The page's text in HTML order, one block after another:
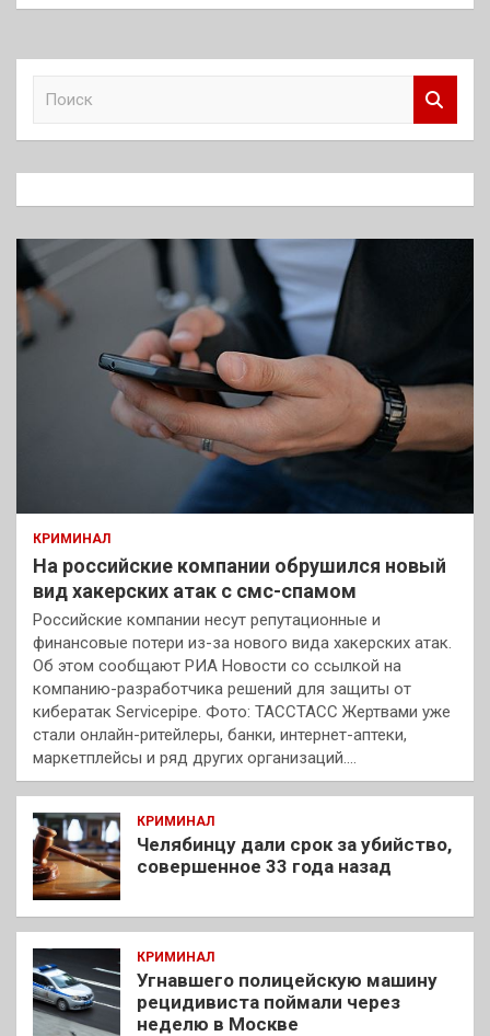
к
КРИМИНАЛ
На российские компании обрушился новый
вид хакерских атак с смс-спамом
Российские компании несут репутационные и
финансовые потери из-за нового вида хакерских атак.
Об этом сообщают РИА Новости со ссылкой на
компанию-разработчика решений для защиты от
кибератак Servicepipe. Фото: ТАССТАСС Жертвами уже
стали онлайн-ритейлеры, банки, интернет-аптеки,
маркетплейсы и ряд других организаций.…
КРИМИНАЛ
Челябинцу дали срок за убийство,
совершенное 33 года назад
КРИМИНАЛ
Угнавшего полицейскую машину
рецидивиста поймали через
неделю в Москве